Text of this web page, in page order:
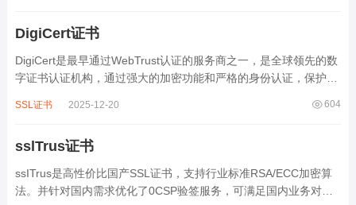
DigiCert证书
DigiCert是最早通过WebTrust认证的服务商之一，是全球领先的数
字证书认证机构，通过强大的加密功能和严格的身份认证，保护着
604
SSL证书 2025-12-20
sslTrus证书
ssITrus是高性价比国产SSL证书，支持行业标准RSA/ECC加密算
法。并针对国内需求优化了0CSP验签服务，可满足国内业务对